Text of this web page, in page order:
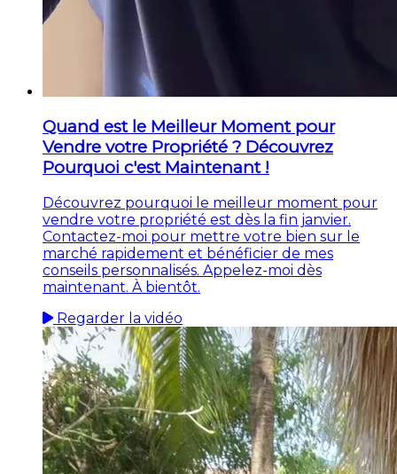
Quand est le Meilleur Moment pour
Vendre votre Propriété ? Découvrez
Pourquoi c'est Maintenant !
Découvrez pourquoi le meilleur moment pour
vendre votre propriété est dès la fin janvier.
Contactez-moi pour mettre votre bien sur le
marché rapidement et bénéficier de mes
conseils personnalisés. Appelez-moi dès
maintenant. À bientôt.
Regarder la vidéo